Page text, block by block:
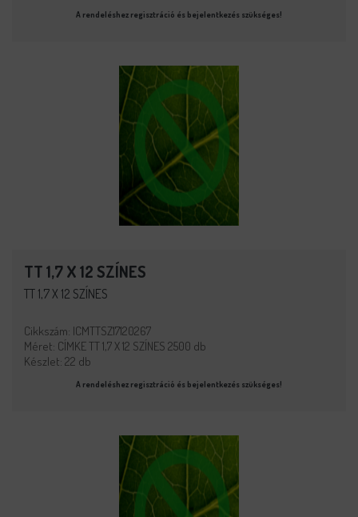
A rendeléshez regisztráció és bejelentkezés szükséges!
TT 1,7 X 12 SZÍNES
TT 1,7 X 12 SZÍNES
Cikkszám: ICMTTSZ17120267
Méret: CÍMKE TT 1,7 X 12 SZÍNES 2500 db
Készlet: 22 db
A rendeléshez regisztráció és bejelentkezés szükséges!